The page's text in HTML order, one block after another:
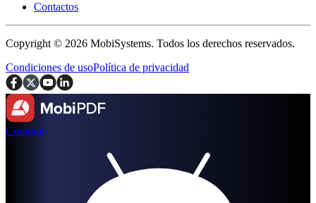
Contactos
Copyright © 2026 MobiSystems. Todos los derechos reservados.
Condiciones de usoPolítica de privacidad
Comprar